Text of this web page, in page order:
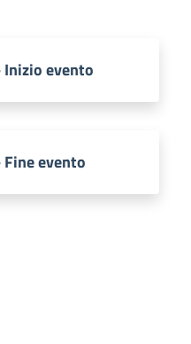
evento
evento